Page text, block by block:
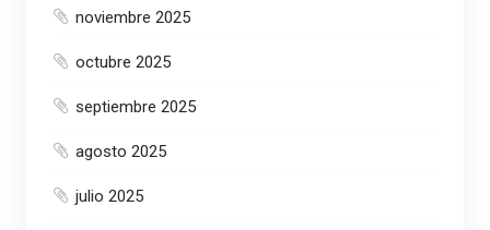
noviembre 2025
octubre 2025
septiembre 2025
agosto 2025
julio 2025